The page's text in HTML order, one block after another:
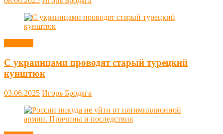
С украинцами проводят старый турецкий
кунштюк
03.06.2025 Игорь Бродяга